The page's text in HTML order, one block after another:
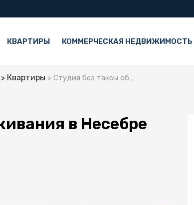
КВАРТИРЫ КОММЕРЧЕСКАЯ НЕДВИЖИМОСТЬ
Квартиры Студия без таксы обслуживания в Несебре рядом с тремя пляжами
в Несебре